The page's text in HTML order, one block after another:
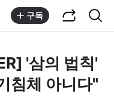
구독
'삼의 법칙'
침체 아니다"